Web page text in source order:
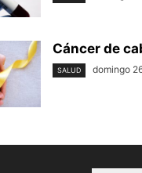
Cáncer de
SALUD domingo